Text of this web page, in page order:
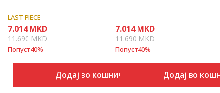
LAST PIECE
7.014 MKD
11.690MKD
Попуст40%
Додај во кошничка
7.014 MKD
11.690MKD
Попуст40%
Додај во